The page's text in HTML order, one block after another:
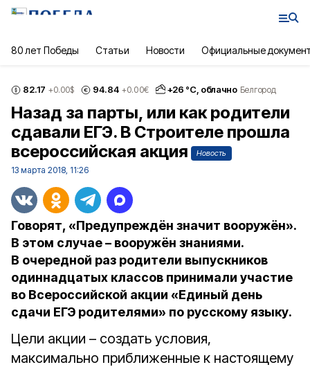
80 лет Победы Статьи Новости Официальные
82.17 +0.00$ 94.84 +0.00€ +26 °С, облачно Белгород
Назад за парты, или как родители
сдавали ЕГЭ. В Строителе прошла
всероссийская акция
Новость
13 марта 2018, 11:26
Говорят, «Предупреждён значит вооружён».
В этом случае – вооружён знаниями.
В очередной раз родители выпускников
одиннадцатых классов принимали участие
во Всероссийской акции «Единый день
сдачи ЕГЭ родителями» по русскому языку.
Цели акции – создать условия,
максимально приближенные к настоящему